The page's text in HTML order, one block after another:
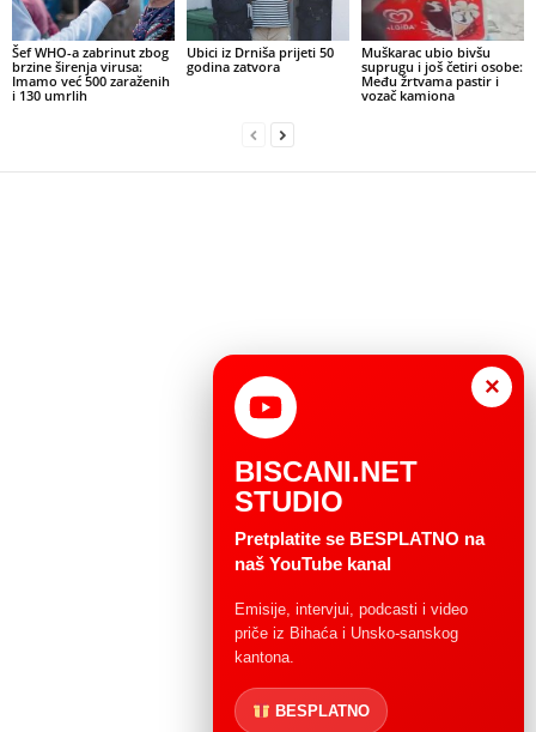
Šef WHO-a zabrinut zbog
brzine širenja virusa:
Imamo već 500 zaraženih
i 130 umrlih
Ubici iz Drniša prijeti 50
godina zatvora
Muškarac ubio bivšu
suprugu i još četiri osobe:
Među žrtvama pastir i
vozač kamiona
×
BISCANI.NET
STUDIO
Pretplatite se BESPLATNO na
naš YouTube kanal
Emisije, intervjui, podcasti i video
priče iz Bihaća i Unsko-sanskog
kantona.
BESPLATNO